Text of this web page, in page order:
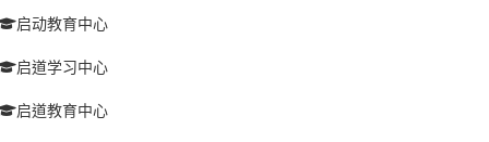
启动教育中心
启道学习中心
启道教育中心